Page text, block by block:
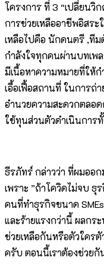
โครงการ ที่ 3 “เปลี่ยนวิ
การช่วยเหลืออาชีพอิสร
เหลือไปคือ นักดนตรี ,ทีม
กำลังใจทุกคนผ่านบทเพ
มีเนื้อหาความหมายที่ให้
เอื้อเฟื้อสถานที่ ในการ
อำนวยความสะดวกตลอ
ใช้ทุนส่วนตัวดำเนินการ
ธีรภัทร์ กล่าวว่า ที่ผมออ
เพราะ ”ถ้าโควิดไม่จบ ธุ
คนที่ทำธุรกิจขนาด
และร้ายแรงกว่านี้ ผลกร
ช่วยเหลือกันหรือตัวใคร
ครับ ตอนนี้เราต้องช่วย